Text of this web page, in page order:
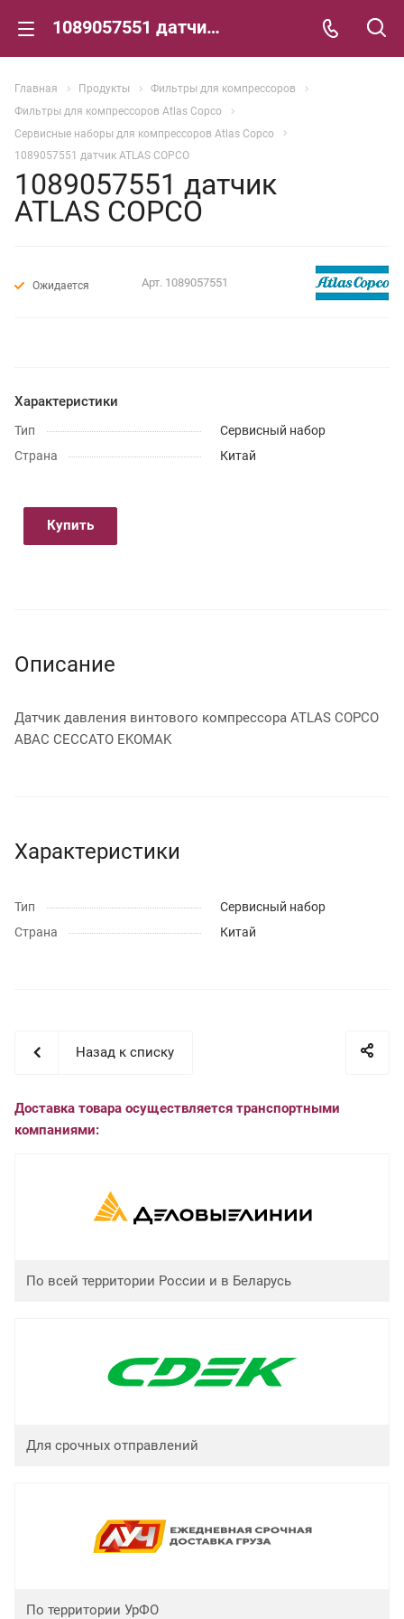
1089057551 датчик ATLAS COPCO
Главная Продукты
Фильтры для компрессоров
Фильтры для компрессоров Atlas Copco
Сервисные наборы для компрессоров Atlas Copco
1089057551 датчик ATLAS COPCO
1089057551 датчик
ATLAS COPCO
Ожидается Арт. 1089057551
Характеристики
Тип
Сервисный набор
Страна
Китай
Купить
Описание
Датчик давления винтового компрессора ATLAS COPCO
ABAC CECCATO EKOMAK
Характеристики
Тип
Сервисный набор
Страна
Китай
Назад к списку
Доставка товара осуществляется транспортными
компаниями:
По всей территории России и в Беларусь
Для срочных отправлений
По территории УрФО